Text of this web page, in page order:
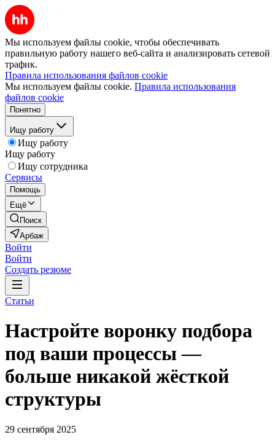
Мы используем файлы cookie, чтобы обеспечивать
правильную работу нашего веб-сайта и анализировать сетевой
трафик.
Правила использования файлов cookie
Мы используем файлы cookie. Правила использования
файлов cookie
Понятно
Ищу работу
Ищу работу
Ищу работу
Ищу сотрудника
Сервисы
Помощь
Ещё
Поиск
Арбаж
Войти
Войти
Создать резюме
Статьи
Настройте воронку подбора
под ваши процессы —
больше никакой жёсткой
структуры
29 сентября 2025